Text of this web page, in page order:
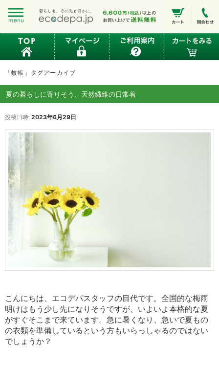
「蚊帳 」タグアーカイブ
夏の暮らしに寄りそう、天然繊維の日常着
投稿日時: 2023年6月29日
こんにちは、エコデパスタッフの目代です。全国的な梅雨
明けはもう少し先になりそうですが、いよいよ本格的な夏
がすぐそこまで来ています。急に暑くなり、急いで夏もの
の衣類を準備しているという方もいらっしゃるのではない
でしょうか？